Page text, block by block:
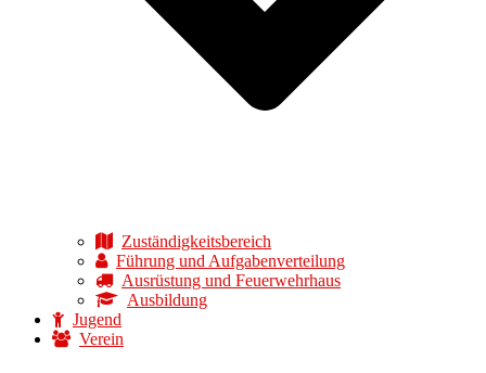
Zuständigkeitsbereich
Führung und Aufgabenverteilung
Ausrüstung und Feuerwehrhaus
Ausbildung
Jugend
Verein